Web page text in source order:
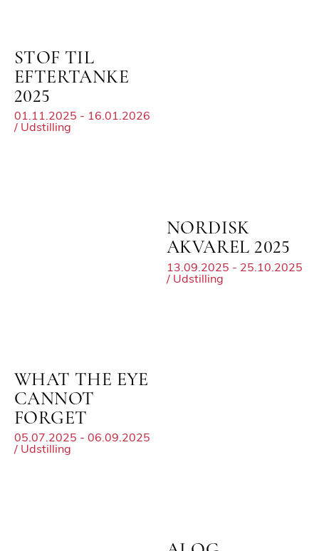
STOF TIL
EFTERTANKE
2025
01.11.2025 - 16.01.2026
/ Udstilling
NORDISK
AKVAREL 2025
13.09.2025 - 25.10.2025
/ Udstilling
WHAT THE EYE
CANNOT
FORGET
05.07.2025 - 06.09.2025
/ Udstilling